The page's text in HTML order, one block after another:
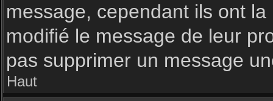
message, cependant ils ont
modifié le message de leur
pas supprimer un message
Haut